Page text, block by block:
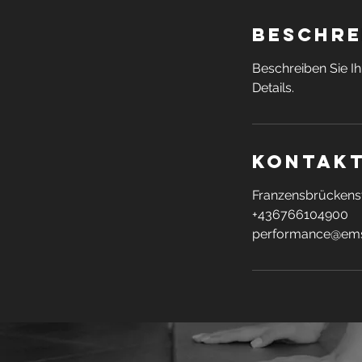
Beschreiben Sie
Details.
+436766104900